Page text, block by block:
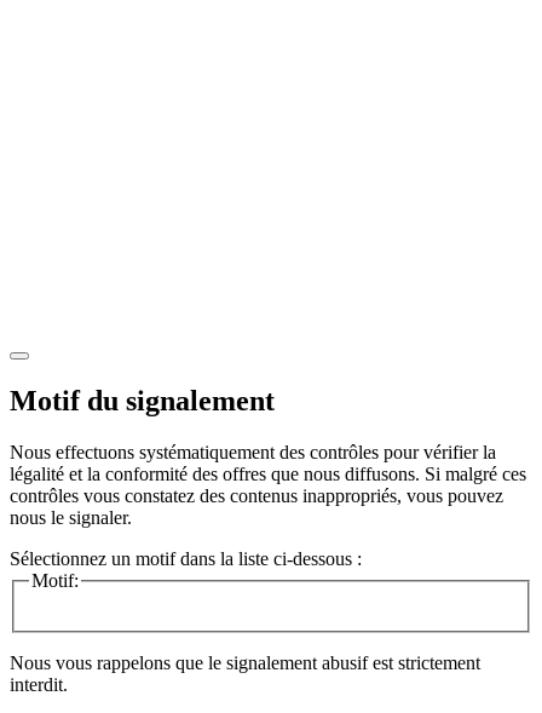
Motif du signalement
Nous effectuons systématiquement des contrôles pour vérifier la
légalité et la conformité des offres que nous diffusons. Si malgré ces
contrôles vous constatez des contenus inappropriés, vous pouvez
nous le signaler.
Sélectionnez un motif dans la liste ci-dessous :
Motif:
Nous vous rappelons que le signalement abusif est strictement
interdit.